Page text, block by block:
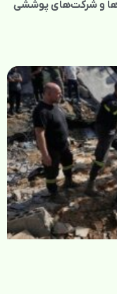
و شرکت‌های پوششی